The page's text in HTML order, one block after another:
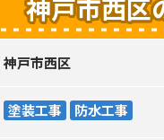
神戸市西
神戸市西区
塗装工事 防水工事